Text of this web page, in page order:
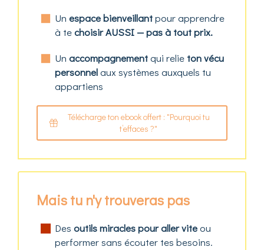
Un espace bienveillantpour apprendre
à techoisir AUSSI — pas à tout prix.
Un accompagnementqui relie ton vécu
personnelaux systèmes auxquels tu
appartiens
Télécharge ton ebook offert : "Pourquoi tu
t’effaces ?"
Mais tu n'y trouveras pas
Des outils miracles pour aller viteou
performer sans écouter tes besoins.